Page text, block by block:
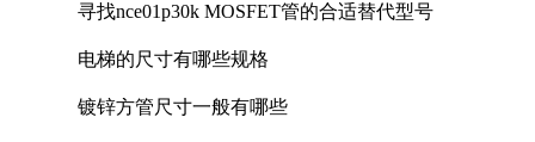
寻找nce01p30k MOSFET管的合适替代型号
电梯的尺寸有哪些规格
镀锌方管尺寸一般有哪些